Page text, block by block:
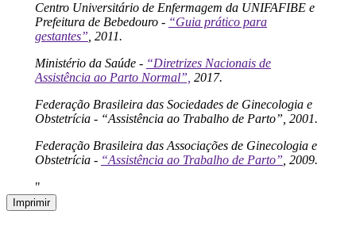
Centro Universitário de Enfermagem da UNIFAFIBE e
Prefeitura de Bebedouro - “Guia prático para
gestantes”, 2011.
Ministério da Saúde - “Diretrizes Nacionais de
Assistência ao Parto Normal”, 2017.
Federação Brasileira das Sociedades de Ginecologia e
Obstetrícia - “Assistência ao Trabalho de Parto”, 2001.
Federação Brasileira das Associações de Ginecologia e
Obstetrícia - “Assistência ao Trabalho de Parto”, 2009.
"
Imprimir